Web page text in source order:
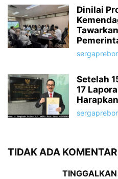
Dinilai
Setelah
17
TIDAK ADA KOMENTAR